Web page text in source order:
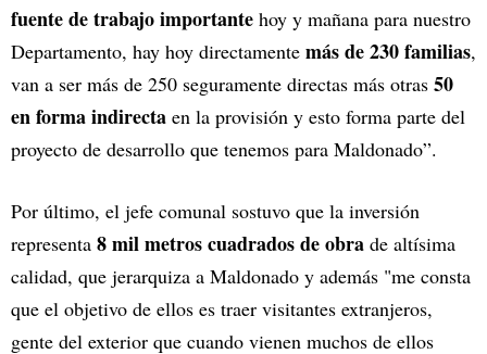
fuente de trabajo importante hoy y mañana para nuestro
Departamento, hay hoy directamente más de 230 familias,
van a ser más de 250 seguramente directas más otras 50
en forma indirecta en la provisión y esto forma parte del
proyecto de desarrollo que tenemos para Maldonado”.
Por último, el jefe comunal sostuvo que la inversión
representa 8 mil metros cuadrados de obra de altísima
calidad, que jerarquiza a Maldonado y además "me consta
que el objetivo de ellos es traer visitantes extranjeros,
gente del exterior que cuando vienen muchos de ellos